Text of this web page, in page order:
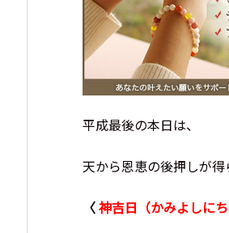
平成最後の本日は、
天から恩恵の後押しが
〈神吉日（かみよしにち